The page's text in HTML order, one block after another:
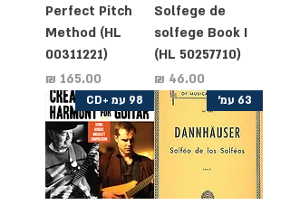
Solfege de
solfege Book I
(HL 50257710)
מחיר
Perfect Pitch
Method (HL
00311221)
מחיר
63 עמ' 98 עמ +CD